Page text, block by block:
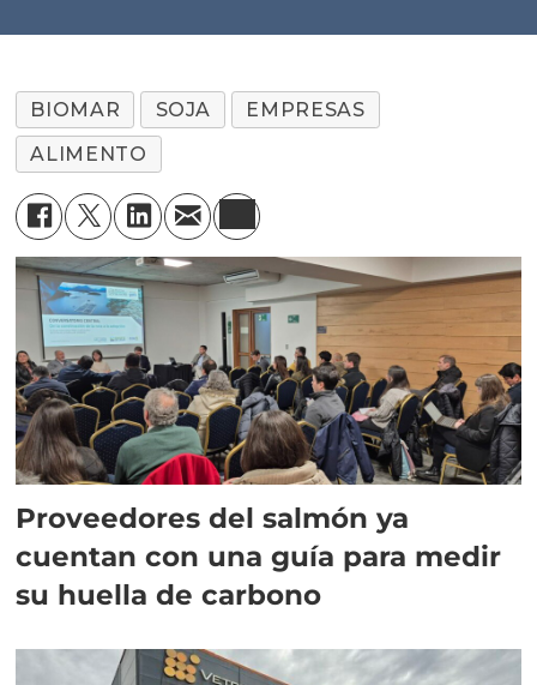
BIOMAR SOJA
EMPRESAS
ALIMENTO
Proveedores del salmón ya
cuentan con una guía para medir
su huella de carbono